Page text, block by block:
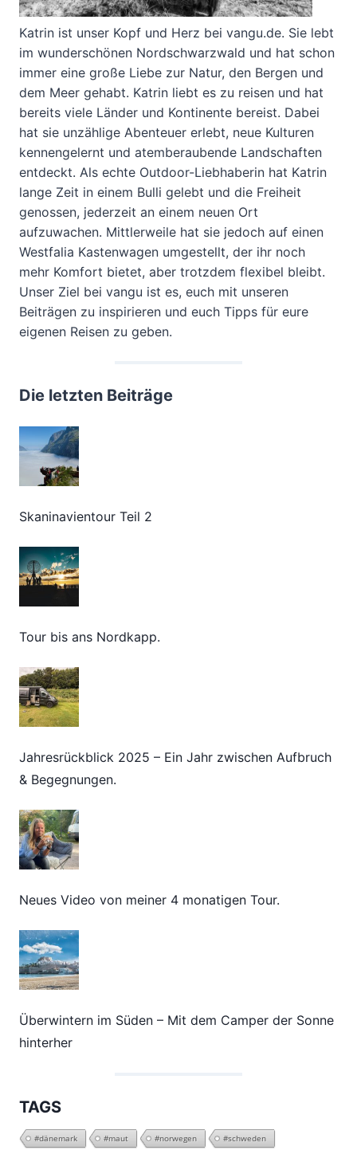
Katrin ist unser Kopf und Herz bei vangu.de. Sie lebt
im wunderschönen Nordschwarzwald und hat schon
immer eine große Liebe zur Natur, den Bergen und
dem Meer gehabt. Katrin liebt es zu reisen und hat
bereits viele Länder und Kontinente bereist. Dabei
hat sie unzählige Abenteuer erlebt, neue Kulturen
kennengelernt und atemberaubende Landschaften
entdeckt. Als echte Outdoor-Liebhaberin hat Katrin
lange Zeit in einem Bulli gelebt und die Freiheit
genossen, jederzeit an einem neuen Ort
aufzuwachen. Mittlerweile hat sie jedoch auf einen
Westfalia Kastenwagen umgestellt, der ihr noch
mehr Komfort bietet, aber trotzdem flexibel bleibt.
Unser Ziel bei vangu ist es, euch mit unseren
Beiträgen zu inspirieren und euch Tipps für eure
eigenen Reisen zu geben.
Die letzten Beiträge
Skaninavientour Teil 2
Tour bis ans Nordkapp.
Jahresrückblick 2025 – Ein Jahr zwischen Aufbruch
& Begegnungen.
Neues Video von meiner 4 monatigen Tour.
Überwintern im Süden – Mit dem Camper der Sonne
hinterher
TAGS
#dänemark #maut #norwegen #schweden